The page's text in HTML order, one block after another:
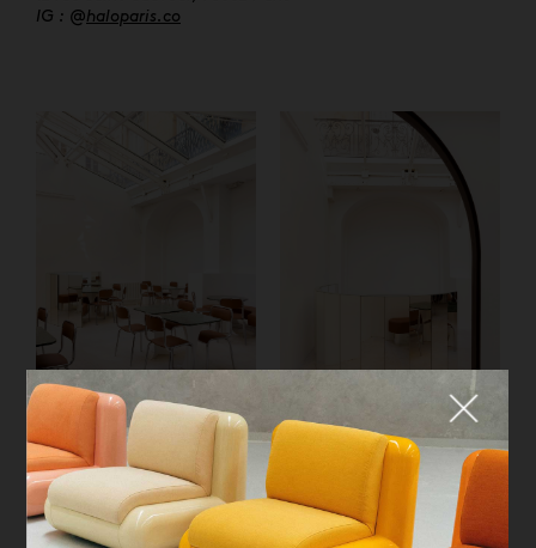
IG : @haloparis.co
Restaurant Halo Paris par Mur
Restaurant Halo Paris par Mur
Mur © Yvan Moreau
QUE CHERCHEZ-VOUS ?